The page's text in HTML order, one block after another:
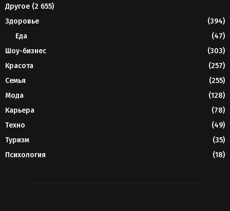
Другое (2 655)
Здоровье
(394)
Еда
(47)
Шоу-бизнес
(303)
Красота
(257)
Семья
(255)
Мода
(128)
Карьера
(78)
Техно
(49)
Туризм
(35)
Психология
(18)